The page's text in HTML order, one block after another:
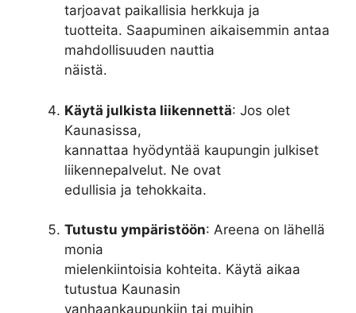
tarjoavat paikallisia herkkuja ja
tuotteita. Saapuminen aikaisemmin antaa
mahdollisuuden nauttia
näistä.
Käytä julkista liikennettä: Jos olet
Kaunasissa,
kannattaa hyödyntää kaupungin julkiset
liikennepalvelut. Ne ovat
edullisia ja tehokkaita.
Tutustu ympäristöön: Areena on lähellä
monia
mielenkiintoisia kohteita. Käytä aikaa
tutustua Kaunasin
vanhaankaupunkiin tai muihin